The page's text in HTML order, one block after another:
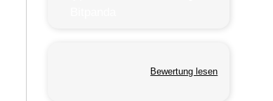
Bewertung lesen